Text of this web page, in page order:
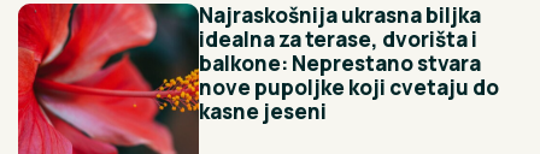
Najraskošnija ukrasna biljka
idealna za terase, dvorišta i
balkone: Neprestano stvara
nove pupoljke koji cvetaju do
kasne jeseni